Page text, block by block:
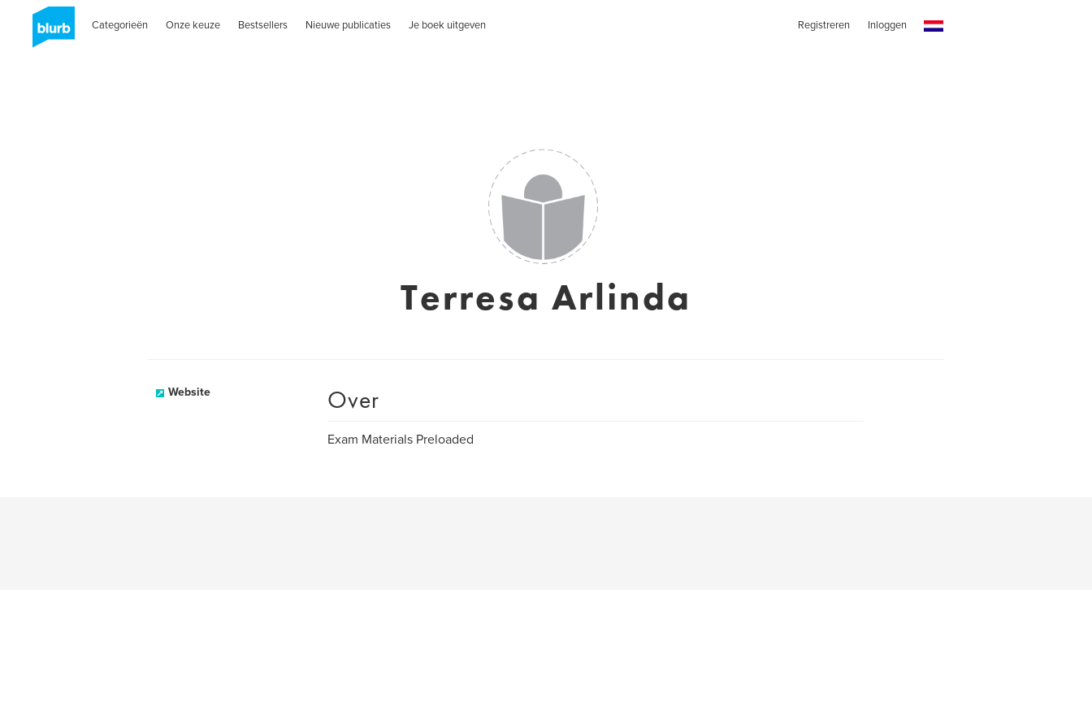
Categorieën Onze keuze Bestsellers Nieuwe publicaties Je boek uitgeven Registreren Inloggen
Terresa Arlinda
Website Over
Exam Materials Preloaded